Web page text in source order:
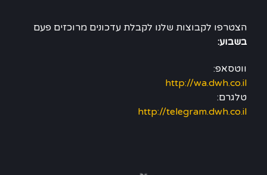
הצטרפו לקבוצות שלנו לקבלת עדכונים מרוכזים פעם
בשבוע:
ווטסאפ:
http://wa.dwh.co.il
טלגרם:
http://telegram.dwh.co.il